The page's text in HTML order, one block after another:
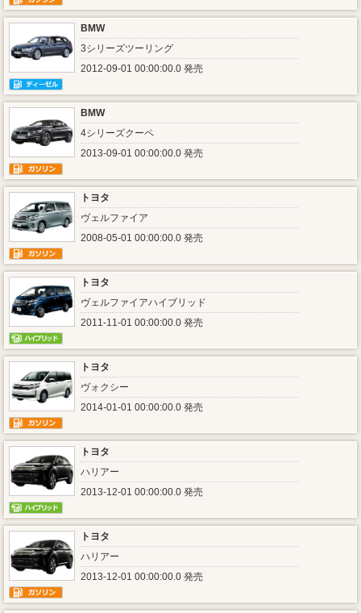
BMW
3シリーズツーリング
2012-09-01 00:00:00.0 発売
BMW
4シリーズクーペ
2013-09-01 00:00:00.0 発売
トヨタ
ヴェルファイア
2008-05-01 00:00:00.0 発売
トヨタ
ヴェルファイアハイブリッド
2011-11-01 00:00:00.0 発売
トヨタ
ヴォクシー
2014-01-01 00:00:00.0 発売
トヨタ
ハリアー
2013-12-01 00:00:00.0 発売
トヨタ
ハリアー
2013-12-01 00:00:00.0 発売